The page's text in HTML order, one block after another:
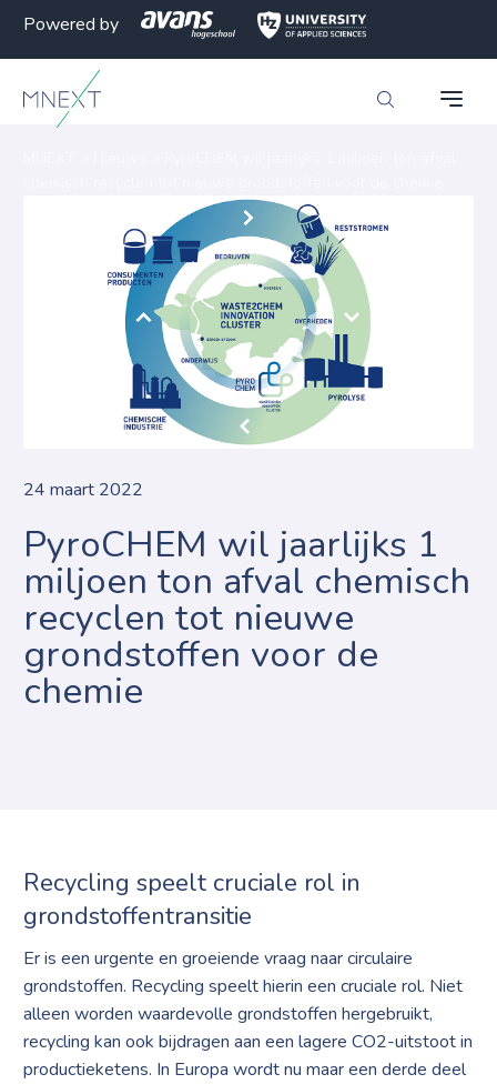
Powered by
24 maart 2022
PyroCHEM wil jaarlijks 1
miljoen ton afval chemisch
recyclen tot nieuwe
grondstoffen voor de
chemie
Recycling speelt cruciale rol in
grondstoffentransitie
Er is een urgente en groeiende vraag naar circulaire
grondstoffen. Recycling speelt hierin een cruciale rol. Niet
alleen worden waardevolle grondstoffen hergebruikt,
recycling kan ook bijdragen aan een lagere CO2-uitstoot in
productieketens. In Europa wordt nu maar een derde deel